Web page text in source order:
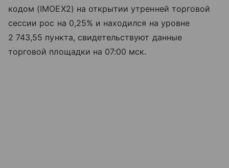
кодом (IMOEX2) на открытии утренней торговой
сессии рос на 0,25% и находился на уровне
2 743,55 пункта, свидетельствуют данные
торговой площадки на 07:00 мск.